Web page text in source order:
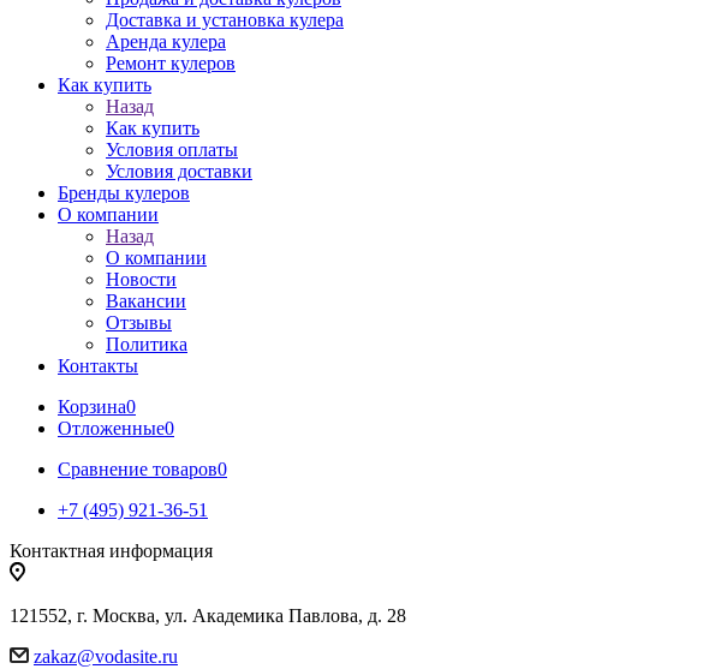
Доставка и установка кулера
Аренда кулера
Ремонт кулеров
Как купить
Назад
Как купить
Условия оплаты
Условия доставки
Бренды кулеров
О компании
Назад
О компании
Новости
Вакансии
Отзывы
Политика
Контакты
Корзина0
Отложенные0
Сравнение товаров0
+7 (495) 921-36-51
Контактная информация
121552, г. Москва, ул. Академика Павлова, д. 28
zakaz@vodasite.ru